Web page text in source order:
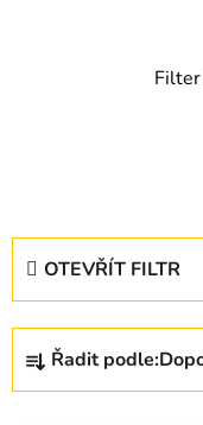
Ř
z
Řadit podle:
OTEVŘÍT FILTR
V
p